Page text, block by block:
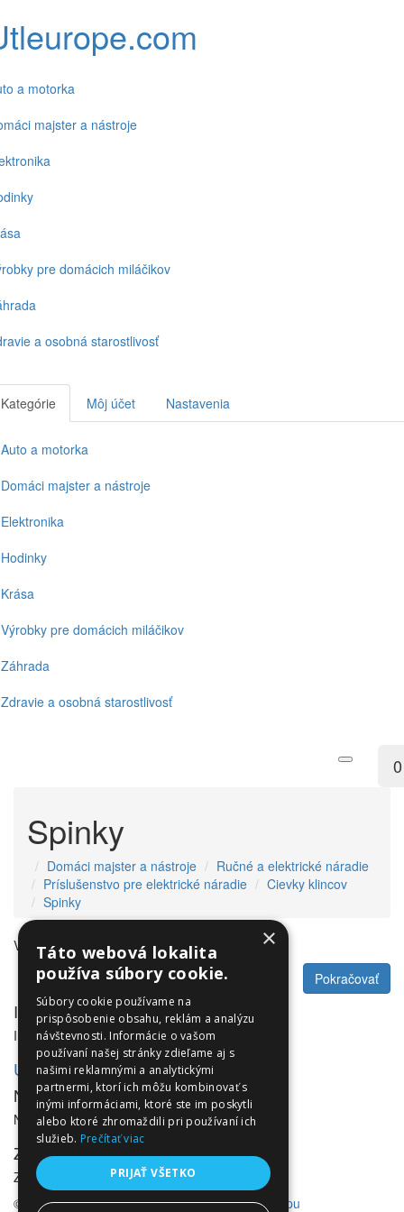
a motorka
majster a nástroje
pre domácich miláčikov
a osobná starostlivosť
Kategórie Môj účet Nastavenia
Auto a motorka
Domáci majster a nástroje
Elektronika
Hodinky
Krása
Výrobky pre domácich miláčikov
Záhrada
Zdravie a osobná starostlivosť
0
Spinky
Domáci majster a nástroje
Ručné a elektrické náradie
Príslušenstvo pre elektrické náradie
Cievky klincov
Spinky
V tejto kategórii nie sú žiadne produkty.
Pokračovať
Informácie
Informácie
Utleurope.com
NewsLetter
NewsLetter
Zákaznícky servis
Zákaznícky servis
© Utleurope.com |NajReklama.sk - tvorba eshopu
×
Táto webová lokalita
používa súbory cookie.
Súbory cookie používame na
prispôsobenie obsahu, reklám a analýzu
návštevnosti. Informácie o vašom
používaní našej stránky zdieľame aj s
našimi reklamnými a analytickými
partnermi, ktorí ich môžu kombinovať s
inými informáciami, ktoré ste im poskytli
alebo ktoré zhromaždili pri používaní ich
služieb. Prečítať viac
PRIJAŤ VŠETKO